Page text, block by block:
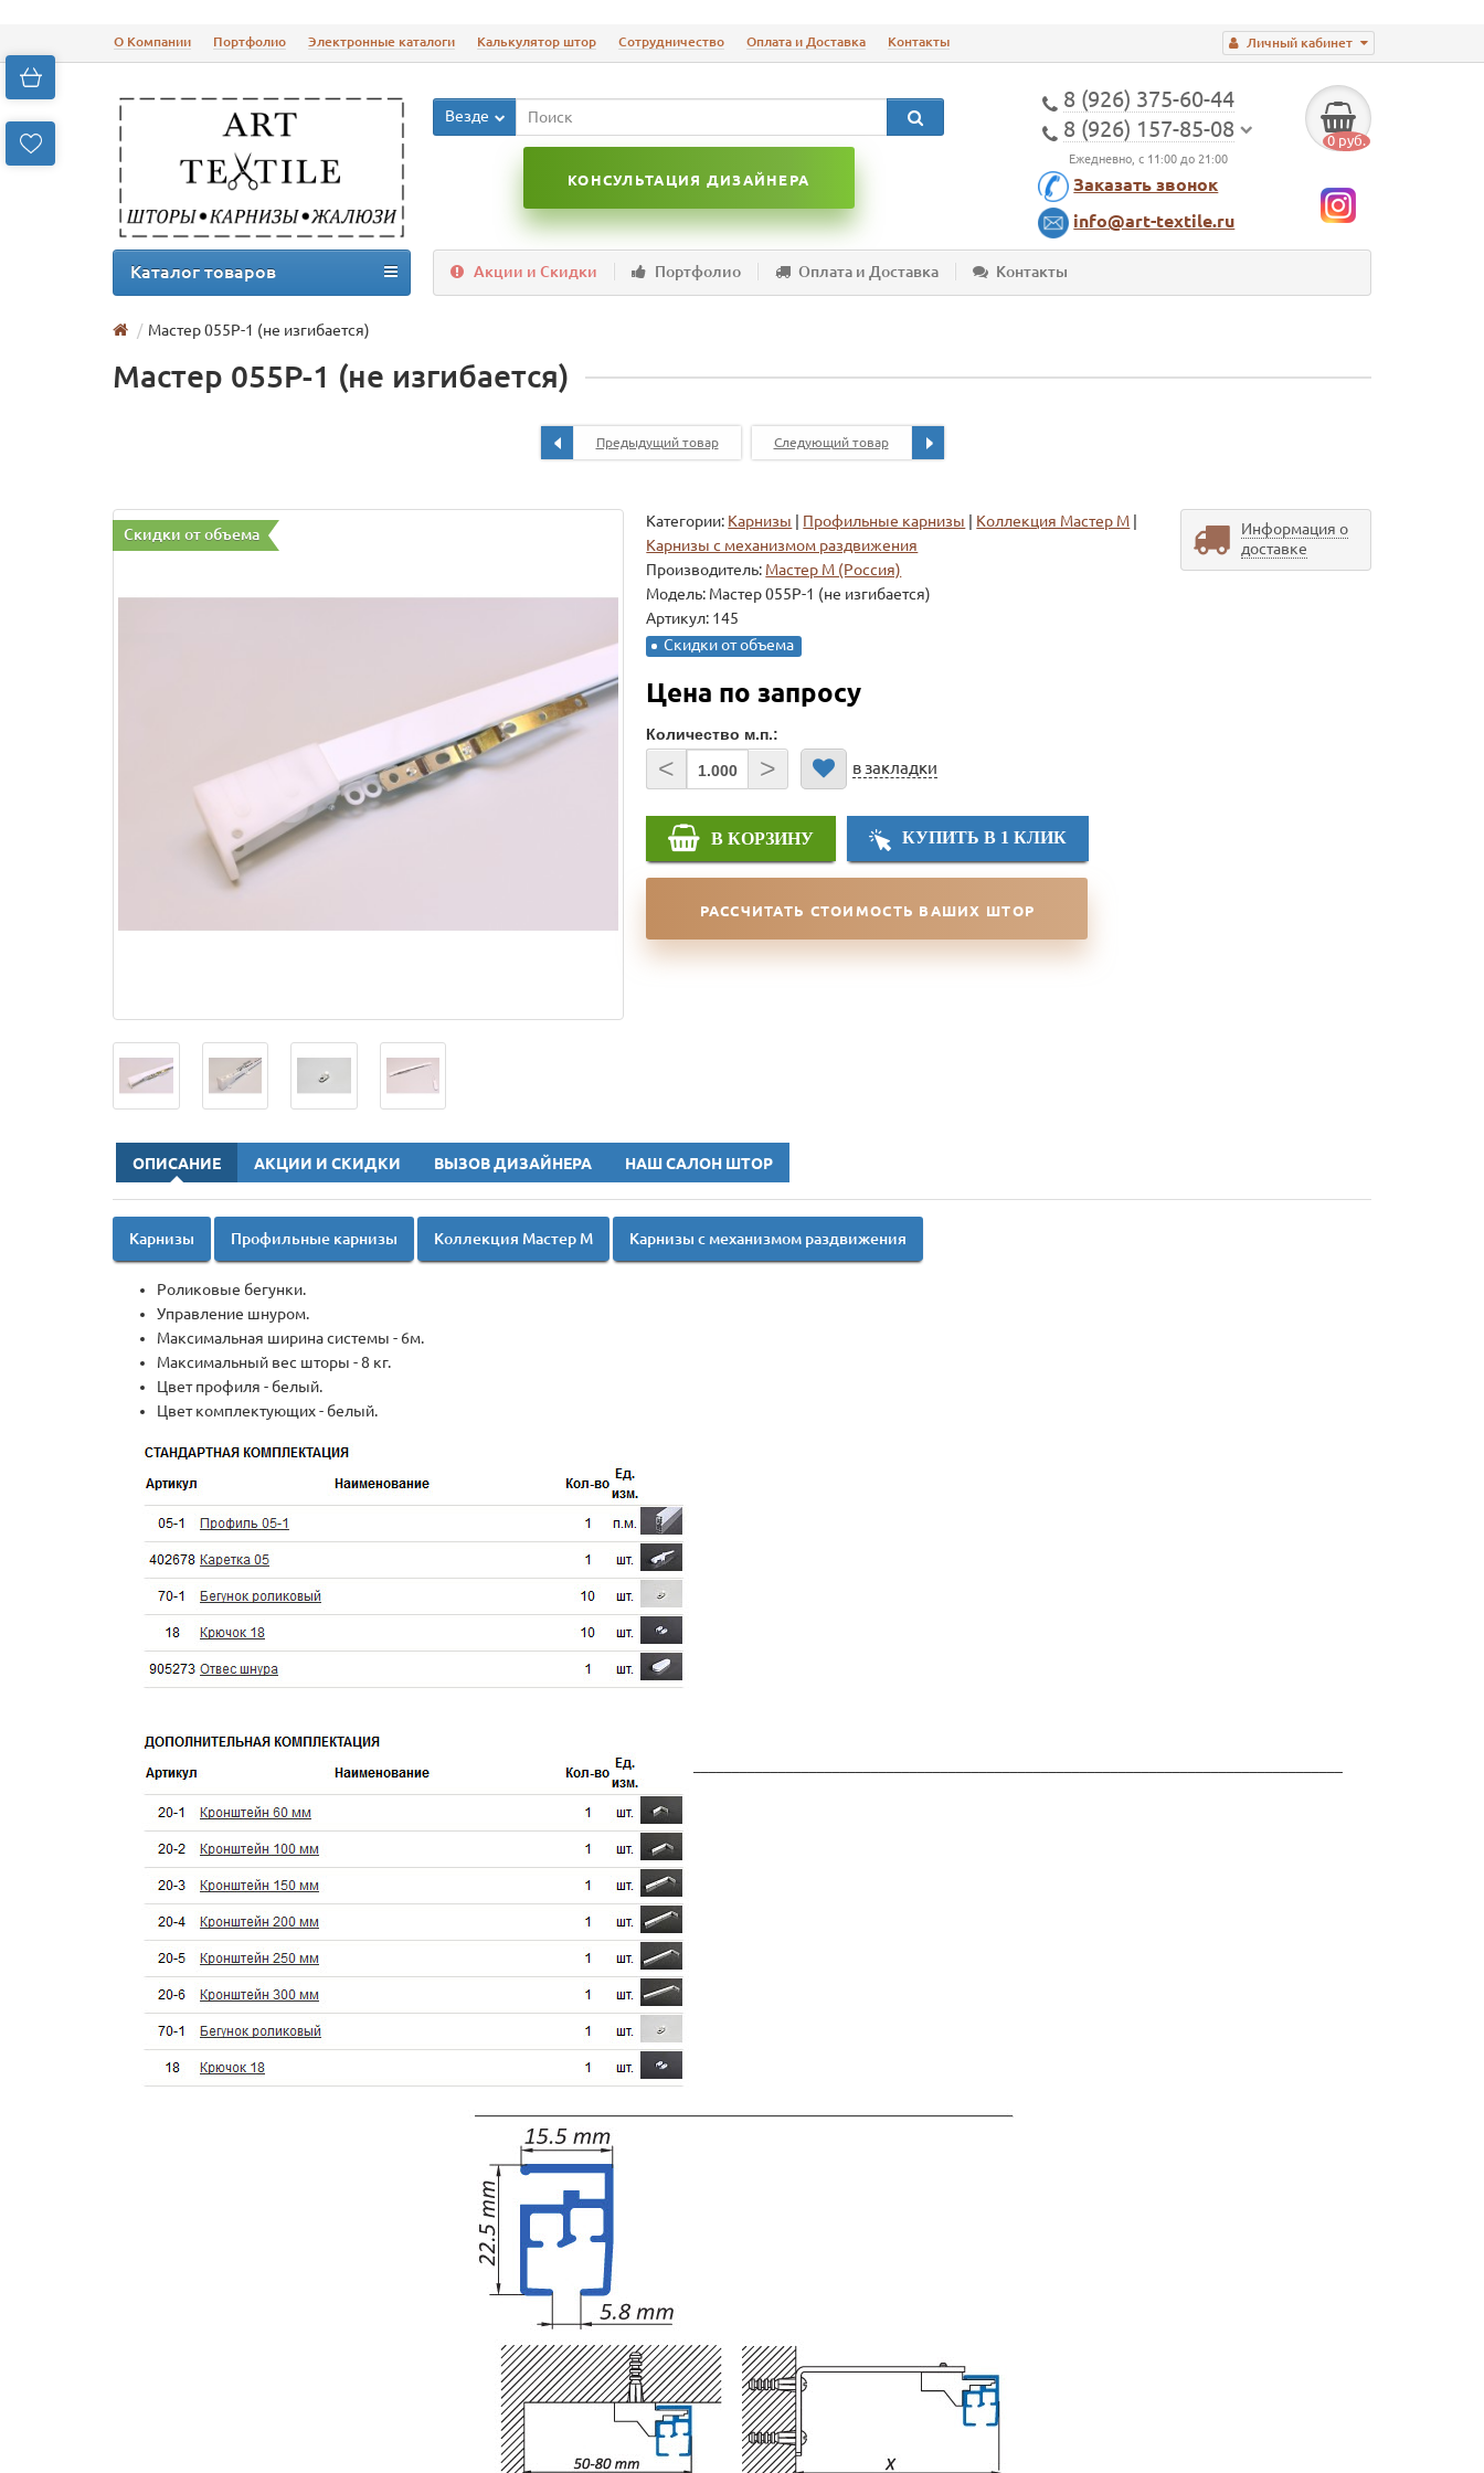
Личный кабинет
О Компании Портфолио Электронные каталоги Калькулятор штор Сотрудничество Оплата и Доставка Контакты
8 (926) 375-60-44
8 (926) 157-85-08
Ежедневно, с 11:00 до 21:00
Заказать звонок
info@art-textile.ru
0 руб.
Везде
КОНСУЛЬТАЦИЯ ДИЗАЙНЕРА
Акции и Скидки Портфолио Оплата и Доставка Контакты
Каталог товаров
Мастер 055P-1 (не изгибается)
Мастер 055P-1 (не изгибается)
Предыдущий товар Следующий товар
Скидки от объема
Категории: Карнизы Профильные карнизы Коллекция Мастер М
Карнизы с механизмом раздвижения
Производитель: Мастер М (Россия)
Модель: Мастер 055P-1 (не изгибается)
Артикул: 145
Скидки от объема
Цена по запросу
Количество м.п.:
< > в закладки
В КОРЗИНУ КУПИТЬ В 1 КЛИК
РАССЧИТАТЬ СТОИМОСТЬ ВАШИХ ШТОР
Информация о
доставке
ОПИСАНИЕ АКЦИИ И СКИДКИ ВЫЗОВ ДИЗАЙНЕРА НАШ САЛОН ШТОР
Карнизы Профильные карнизы Коллекция Мастер М Карнизы с механизмом раздвижения
Роликовые бегунки.
Управление шнуром.
Максимальная ширина системы - 6м.
Максимальный вес шторы - 8 кг.
Цвет профиля - белый.
Цвет комплектующих - белый.